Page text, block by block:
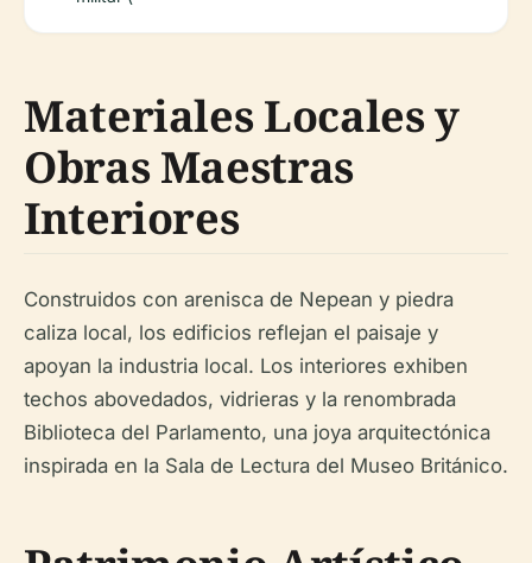
Materiales Locales y
Obras Maestras
Interiores
Construidos con arenisca de Nepean y piedra
caliza local, los edificios reflejan el paisaje y
apoyan la industria local. Los interiores exhiben
techos abovedados, vidrieras y la renombrada
Biblioteca del Parlamento, una joya arquitectónica
inspirada en la Sala de Lectura del Museo Británico.